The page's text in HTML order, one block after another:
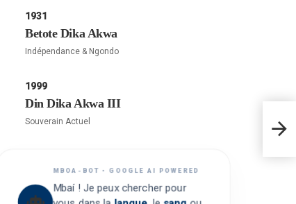
1931
Betote Dika Akwa
Indépendance & Ngondo
1999
Din Dika Akwa III
Souverain Actuel
MBOA-BOT • GOOGLE AI POWERED
Mbaí ! Je peux chercher pour